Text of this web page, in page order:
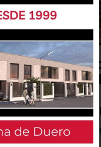
Viana
para
honor a
4 de